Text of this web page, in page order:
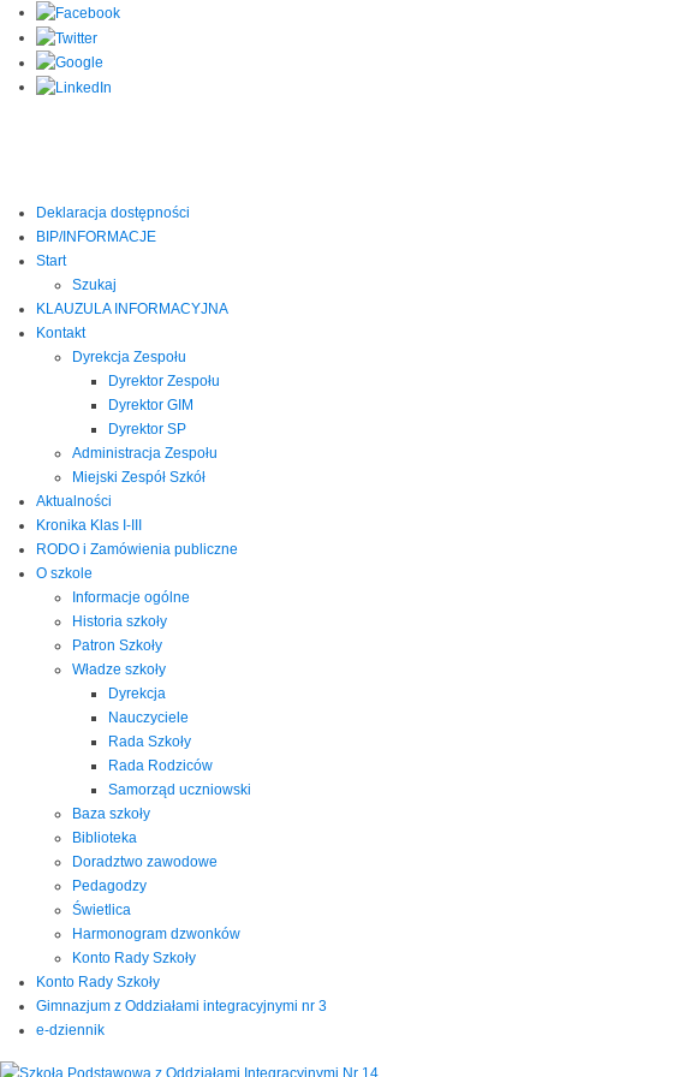
Deklaracja dostępności
BIP/INFORMACJE
Start
Szukaj
KLAUZULA INFORMACYJNA
Kontakt
Dyrekcja Zespołu
Dyrektor Zespołu
Dyrektor GIM
Dyrektor SP
Administracja Zespołu
Miejski Zespół Szkół
Aktualności
Kronika Klas I-III
RODO i Zamówienia publiczne
O szkole
Informacje ogólne
Historia szkoły
Patron Szkoły
Władze szkoły
Dyrekcja
Nauczyciele
Rada Szkoły
Rada Rodziców
Samorząd uczniowski
Baza szkoły
Biblioteka
Doradztwo zawodowe
Pedagodzy
Świetlica
Harmonogram dzwonków
Konto Rady Szkoły
Konto Rady Szkoły
Gimnazjum z Oddziałami integracyjnymi nr 3
e-dziennik